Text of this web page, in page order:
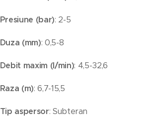
Presiune (bar): 2-5
Duza (mm): 0,5-8
Debit maxim (l/min): 4,5-32,6
Raza (m): 6,7-15,5
Tip aspersor: Subteran